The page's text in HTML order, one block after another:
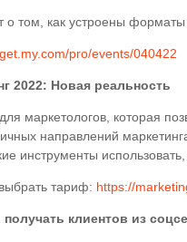
о том, как устроены
pro/events/040422
2022: Новая реальность
маркетологов, которая
направлений
инструменты
тариф: https://
клиентов из